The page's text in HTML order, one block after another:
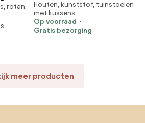
rotan,
Paloma grijs
Houten, kunststof, tuinstoelen
met kussens
Op voorraad
Gratis bezorging
meer producten